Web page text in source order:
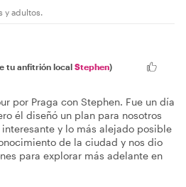
y adultos.
tu anfitrión local Stephen)
por Praga con Stephen. Fue un día
él diseñó un plan para nosotros
y lo más alejado posible
de la ciudad y nos dio
para explorar más adelante en